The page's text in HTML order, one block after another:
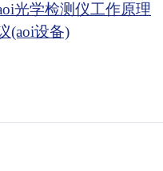
光学检测仪工作原理
(aoi设备)